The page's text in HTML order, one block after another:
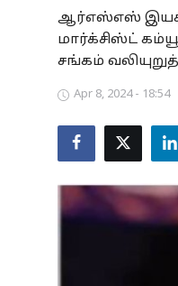
Business
Tamilnadu
National
Astrology
ஆர்எஸ்எஸ்
மார்க்சிஸ்ட்
சங்கம்
Apr 8, 2024 - 18:54